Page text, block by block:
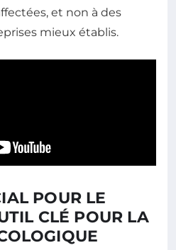
et non à des
mieux établis.
POUR LE
CLÉ POUR LA